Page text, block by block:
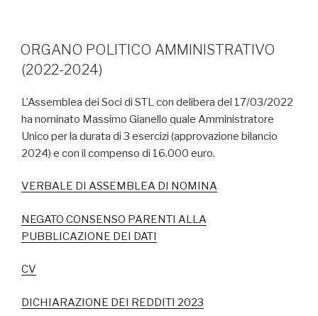
ORGANO POLITICO AMMINISTRATIVO
(2022-2024)
L’Assemblea dei Soci di STL con delibera del 17/03/2022
ha nominato Massimo Gianello quale Amministratore
Unico per la durata di 3 esercizi (approvazione bilancio
2024) e con il compenso di 16.000 euro.
VERBALE DI ASSEMBLEA DI NOMINA
NEGATO CONSENSO PARENTI ALLA
PUBBLICAZIONE DEI DATI
CV
DICHIARAZIONE DEI REDDITI 2023